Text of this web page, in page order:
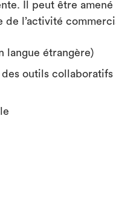
Il peut être
l’activité
langue étrangère)
outils collaboratifs